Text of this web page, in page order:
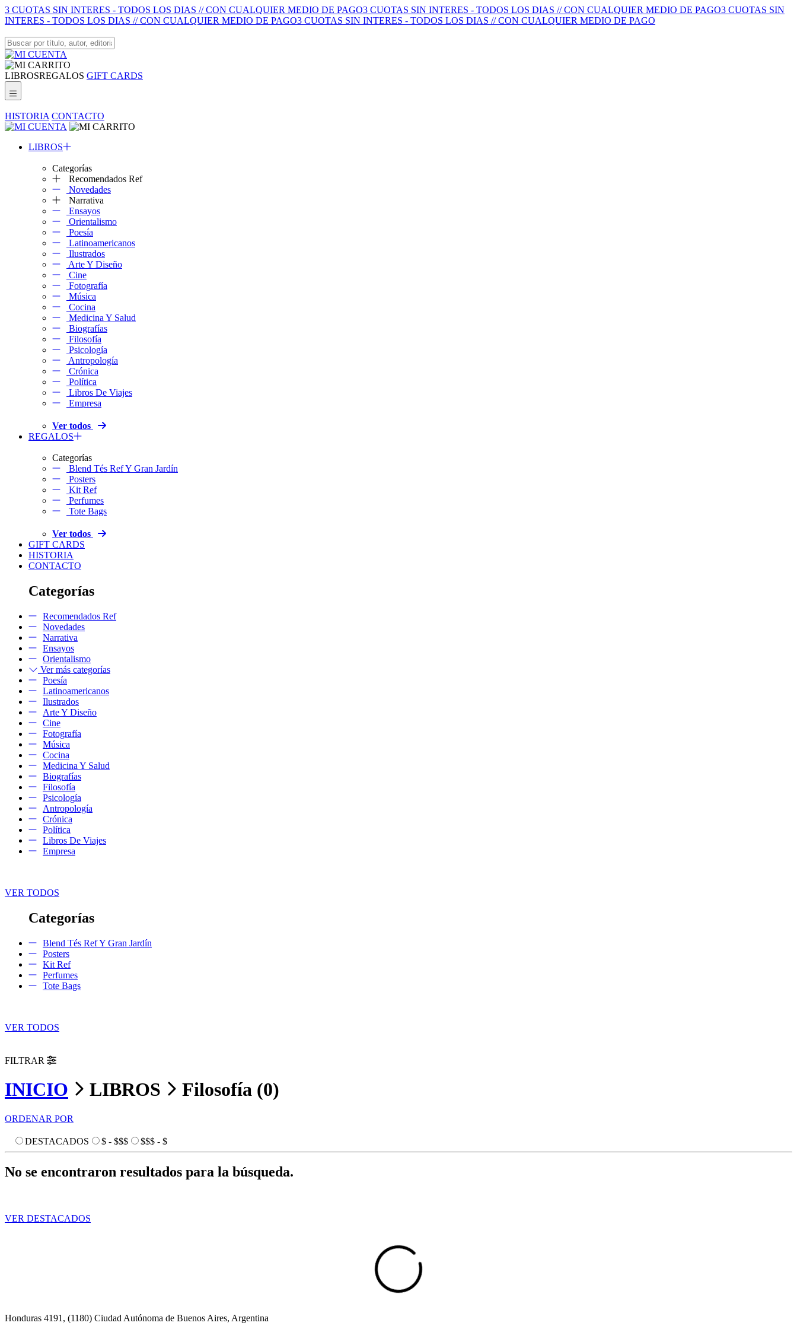
3 CUOTAS SIN INTERES - TODOS LOS DIAS // CON CUALQUIER MEDIO DE PAGO3 CUOTAS SIN INTERES - TODOS LOS DIAS // CON CUALQUIER MEDIO DE PAGO3 CUOTAS SIN
INTERES - TODOS LOS DIAS // CON CUALQUIER MEDIO DE PAGO3 CUOTAS SIN INTERES - TODOS LOS DIAS // CON CUALQUIER MEDIO DE PAGO
LIBROSREGALOS GIFT CARDS
HISTORIA CONTACTO
LIBROS
Categorías
Recomendados Ref
Novedades
Narrativa
Ensayos
Orientalismo
Poesía
Latinoamericanos
Ilustrados
Arte Y Diseño
Cine
Fotografía
Música
Cocina
Medicina Y Salud
Biografías
Filosofía
Psicología
Antropología
Crónica
Política
Libros De Viajes
Empresa
Ver todos
REGALOS
Categorías
Blend Tés Ref Y Gran Jardín
Posters
Kit Ref
Perfumes
Tote Bags
Ver todos
GIFT CARDS
HISTORIA
CONTACTO
Categorías
Recomendados Ref
Novedades
Narrativa
Ensayos
Orientalismo
Ver más categorías
Poesía
Latinoamericanos
Ilustrados
Arte Y Diseño
Cine
Fotografía
Música
Cocina
Medicina Y Salud
Biografías
Filosofía
Psicología
Antropología
Crónica
Política
Libros De Viajes
Empresa
VER TODOS
Categorías
Blend Tés Ref Y Gran Jardín
Posters
Kit Ref
Perfumes
Tote Bags
VER TODOS
FILTRAR
INICIO LIBROS Filosofía (0)
ORDENAR POR
DESTACADOS $ - $$$ $$$ - $
No se encontraron resultados para la búsqueda.
VER DESTACADOS
Honduras 4191, (1180) Ciudad Autónoma de Buenos Aires, Argentina